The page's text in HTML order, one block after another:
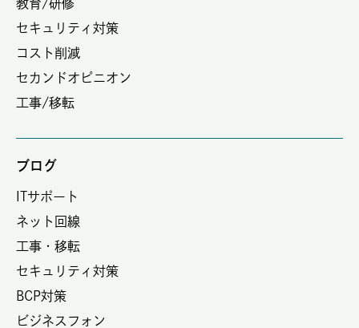
教育/研修
セキュリティ対策
コスト削減
セカンドオピニオン
工事/移転
ブログ
ITサポート
ネット回線
工事・移転
セキュリティ対策
BCP対策
ビジネスフォン